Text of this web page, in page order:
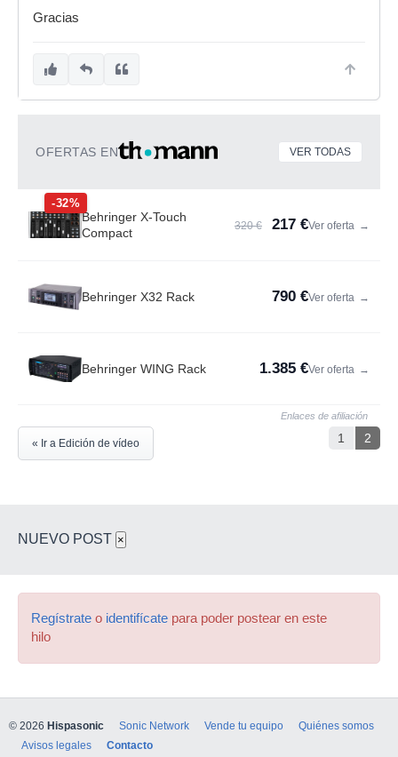
Gracias
OFERTAS EN VER TODAS
-32%
Behringer X-Touch
Compact
320 € 217 €Ver oferta →
Behringer X32 Rack 790 €Ver oferta →
Behringer WING Rack 1.385 €Ver oferta →
Enlaces de afiliación
1 2
« Ir a Edición de vídeo
NUEVO POST ×
Regístrate o identifícate para poder postear en este
hilo
© 2026 Hispasonic Sonic Network Vende tu equipo
Quiénes somos
Avisos legales
Contacto